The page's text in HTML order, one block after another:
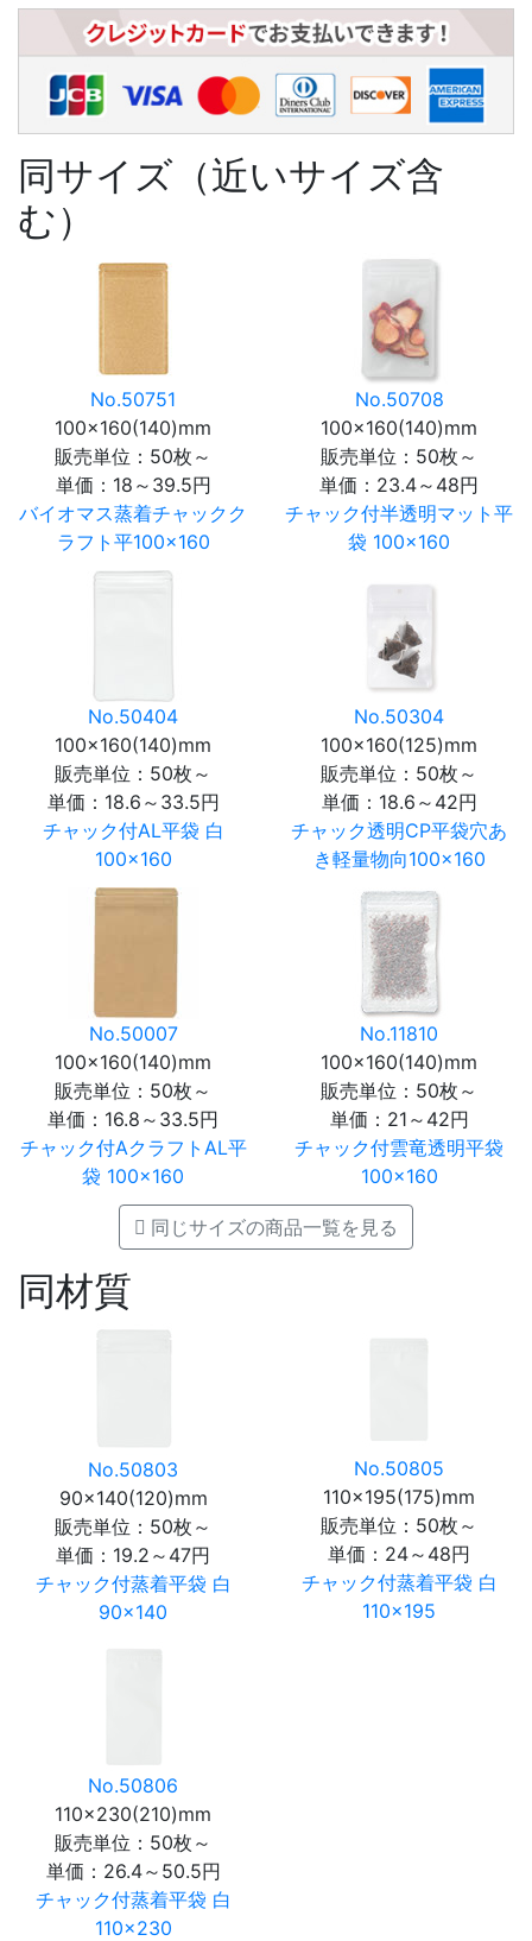
同サイズ（近いサイズ含
む）
No.50751
100×160(140)mm
販売単位：50枚～
単価： 18～39.5円
バイオマス蒸着チャックク
ラフト平100×160
No.50708
100×160(140)mm
販売単位：50枚～
単価： 23.4～48円
チャック付半透明マット平
袋 100×160
No.50404
100×160(140)mm
販売単位：50枚～
単価： 18.6～33.5円
チャック付AL平袋 白
100×160
No.50304
100×160(125)mm
販売単位：50枚～
単価： 18.6～42円
チャック透明CP平袋穴あ
き軽量物向100×160
No.50007
100×160(140)mm
販売単位：50枚～
単価： 16.8～33.5円
チャック付AクラフトAL平
袋 100×160
No.11810
100×160(140)mm
販売単位：50枚～
単価： 21～42円
チャック付雲竜透明平袋
100×160
同じサイズの商品一覧を見る
同材質
No.50803
90×140(120)mm
販売単位：50枚～
単価： 19.2～47円
チャック付蒸着平袋 白
90×140
No.50805
110×195(175)mm
販売単位：50枚～
単価： 24～48円
チャック付蒸着平袋 白
110×195
No.50806
110×230(210)mm
販売単位：50枚～
単価： 26.4～50.5円
チャック付蒸着平袋 白
110×230